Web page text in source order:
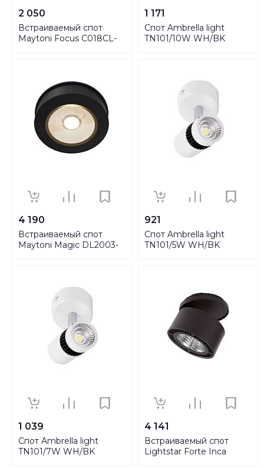
2 050
Встраиваемый спот
Maytoni Focus C018CL-
1 171
Спот Ambrella light
TN101/10W WH/BK
4 190
Встраиваемый спот
Maytoni Magic DL2003-
921
Спот Ambrella light
TN101/5W WH/BK
1 039
Спот Ambrella light
TN101/7W WH/BK
4 141
Встраиваемый спот
Lightstar Forte Inca